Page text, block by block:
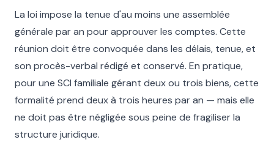
La loi impose la tenue d'au moins une assemblée
générale par an pour approuver les comptes. Cette
réunion doit être convoquée dans les délais, tenue, et
son procès-verbal rédigé et conservé. En pratique,
pour une SCI familiale gérant deux ou trois biens, cette
formalité prend deux à trois heures par an — mais elle
ne doit pas être négligée sous peine de fragiliser la
structure juridique.